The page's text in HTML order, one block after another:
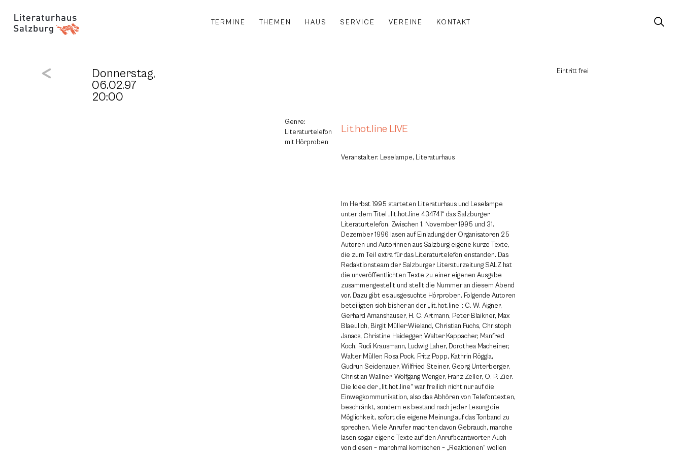
TERMINE THEMEN HAUS SERVICE VEREINE KONTAKT
Donnerstag,
06.02.97
20:00
Eintritt frei
Genre:
Literaturtelefon
mit Hörproben
Lit.hot.line LIVE
Veranstalter: Leselampe, Literaturhaus
Im Herbst 1995 starteten Literaturhaus und Leselampe
unter dem Titel „lit.hot.line 434741“ das Salzburger
Literaturtelefon. Zwischen 1. November 1995 und 31.
Dezember 1996 lasen auf Einladung der Organisatoren 25
Autoren und Autorinnen aus Salzburg eigene kurze Texte,
die zum Teil extra für das Literaturtelefon enstanden. Das
Redaktionsteam der Salzburger Literaturzeitung SALZ hat
die unveröffentlichten Texte zu einer eigenen Ausgabe
zusammengestellt und stellt die Nummer an diesem Abend
vor. Dazu gibt es ausgesuchte Hörproben. Folgende Autoren
beteiligten sich bisher an der „lit.hot.line“: C. W. Aigner,
Gerhard Amanshauser, H. C. Artmann, Peter Blaikner, Max
Blaeulich, Birgit Müller-Wieland, Christian Fuchs, Christoph
Janacs, Christine Haidegger, Walter Kappacher, Manfred
Koch, Rudi Krausmann, Ludwig Laher, Dorothea Macheiner,
Walter Müller, Rosa Pock, Fritz Popp, Kathrin Röggla,
Gudrun Seidenauer, Wilfried Steiner, Georg Unterberger,
Christian Wallner, Wolfgang Wenger, Franz Zeller, O. P. Zier.
Die Idee der „lit.hot.line“ war freilich nicht nur auf die
Einwegkommunikation, also das Abhören von Telefontexten,
beschränkt, sondern es bestand nach jeder Lesung die
Möglichkeit, sofort die eigene Meinung auf das Tonband zu
sprechen. Viele Anrufer machten davon Gebrauch, manche
lasen sogar eigene Texte auf den Anrufbeantworter. Auch
von diesen – manchmal komischen – „Reaktionen“ wollen